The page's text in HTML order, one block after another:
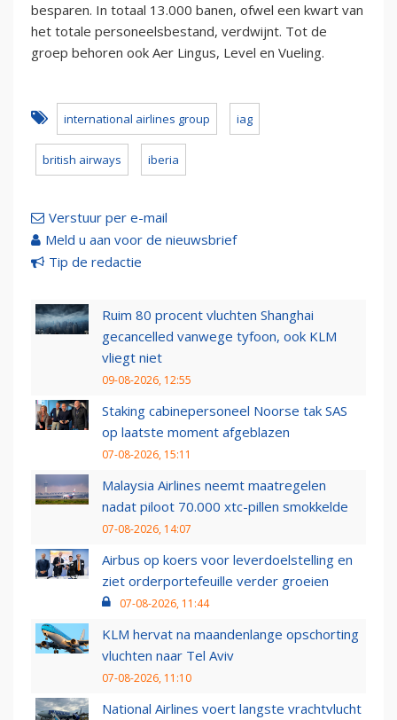
besparen. In totaal 13.000 banen, ofwel een kwart van
het totale personeelsbestand, verdwijnt. Tot de
groep behoren ook Aer Lingus, Level en Vueling.
international airlines group iag
british airways iberia
Verstuur per e-mail
Meld u aan voor de nieuwsbrief
Tip de redactie
Ruim 80 procent vluchten Shanghai
gecancelled vanwege tyfoon, ook KLM
vliegt niet
09-08-2026, 12:55
Staking cabinepersoneel Noorse tak SAS
op laatste moment afgeblazen
07-08-2026, 15:11
Malaysia Airlines neemt maatregelen
nadat piloot 70.000 xtc-pillen smokkelde
07-08-2026, 14:07
Airbus op koers voor leverdoelstelling en
ziet orderportefeuille verder groeien
07-08-2026, 11:44
KLM hervat na maandenlange opschorting
vluchten naar Tel Aviv
07-08-2026, 11:10
National Airlines voert langste vrachtvlucht